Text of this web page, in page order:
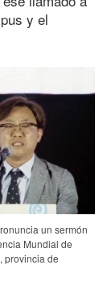
y el
un sermón
Mundial de
provincia de